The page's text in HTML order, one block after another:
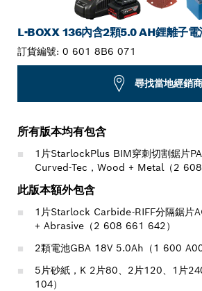
L-BOXX 136內含2顆5.0 AH鋰離子電
訂貨編號: 0 601 8B6 071
尋找當地經銷商
所有版本均有包含
1片StarlockPlus BIM穿刺切割鋸片
Curved-Tec，Wood + Metal（2
此版本額外包含
1片Starlock Carbide-RIFF分隔鋸片
+ Abrasive（2 608 661 642）
2顆電池GBA 18V 5.0Ah（1 600 A00
5片砂紙，K 2片80、2片120、1片
104）